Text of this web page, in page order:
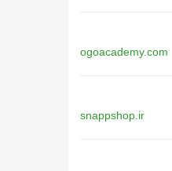
ogoacademy.com
snappshop.ir